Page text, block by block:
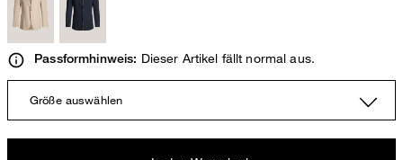
Passformhinweis: Dieser Artikel fällt normal aus.
Größe auswählen